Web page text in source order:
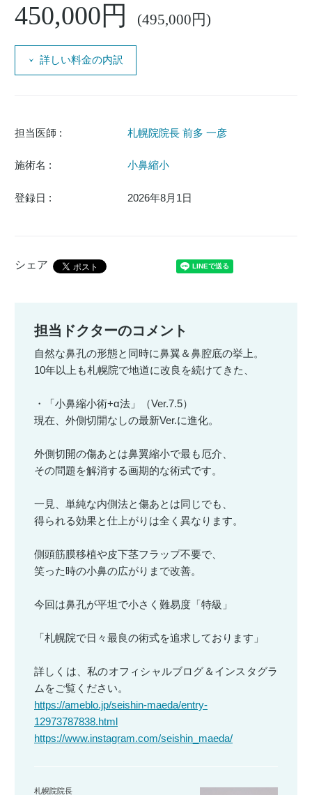
450,000円 (495,000円)
詳しい料金の内訳
担当医師 : 札幌院院長 前多 一彦
施術名 : 小鼻縮小
登録日 : 2026年8月1日
シェア
担当ドクターのコメント
自然な鼻孔の形態と同時に鼻翼＆鼻腔底の挙上。
10年以上も札幌院で地道に改良を続けてきた、
・「小鼻縮小術+α法」（Ver.7.5）
現在、外側切開なしの最新Ver.に進化。
外側切開の傷あとは鼻翼縮小で最も厄介、
その問題を解消する画期的な術式です。
一見、単純な内側法と傷あとは同じでも、
得られる効果と仕上がりは全く異なります。
側頭筋膜移植や皮下茎フラップ不要で、
笑った時の小鼻の広がりまで改善。
今回は鼻孔が平坦で小さく難易度「特級」
「札幌院で日々最良の術式を追求しております」
詳しくは、私のオフィシャルブログ＆インスタグラ
ムをご覧ください。
https://ameblo.jp/seishin-maeda/entry-
12973787838.html
https://www.instagram.com/seishin_maeda/
札幌院院長